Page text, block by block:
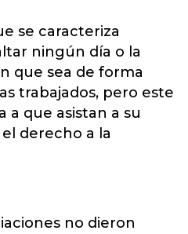
se caracteriza
ningún día o la
que sea de forma
trabajados, pero este
a que asistan a su
derecho a la
no dieron